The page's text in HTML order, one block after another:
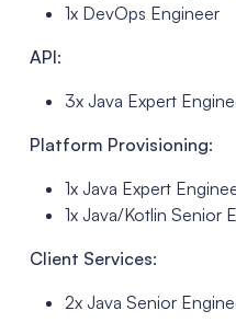
1x DevOps Engineer
API:
3x Java Expert
Platform Provisioning:
1x Java Expert
1x Java/Kotlin Senior
Client Services:
2x Java Senior